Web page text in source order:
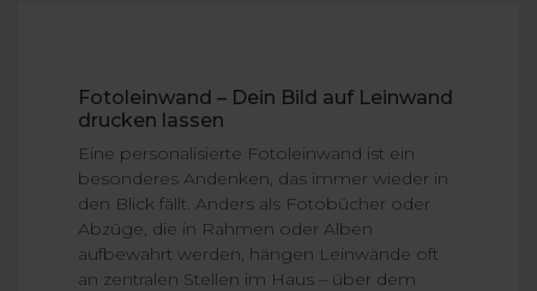
Fotoleinwand – Dein Bild auf Leinwand
drucken lassen
Eine personalisierte Fotoleinwand ist ein
besonderes Andenken, das immer wieder in
den Blick fällt. Anders als Fotobücher oder
Abzüge, die in Rahmen oder Alben
aufbewahrt werden, hängen Leinwände oft
an zentralen Stellen im Haus – über dem